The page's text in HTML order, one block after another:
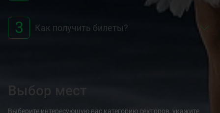
3 Как получить билеты?
Выбор мест
Выберите интересующую вас категорию секторов, укажите